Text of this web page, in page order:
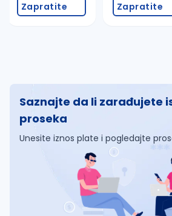
Zapratite Zapratite
Saznajte da li zarađujete
proseka
Unesite iznos plate i pogledajte